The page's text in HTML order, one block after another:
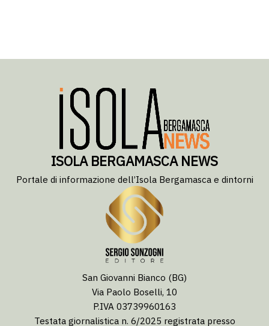
ISOLA BERGAMASCA NEWS
Portale di informazione dell’Isola Bergamasca e dintorni
San Giovanni Bianco (BG)
Via Paolo Boselli, 10
P.IVA 03739960163
Testata giornalistica n. 6/2025 registrata presso